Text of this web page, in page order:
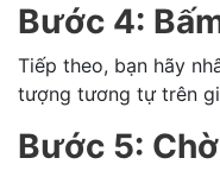
Bước 4:
Tiếp theo, bạn hãy
tượng tương tự trên
Bước 5: